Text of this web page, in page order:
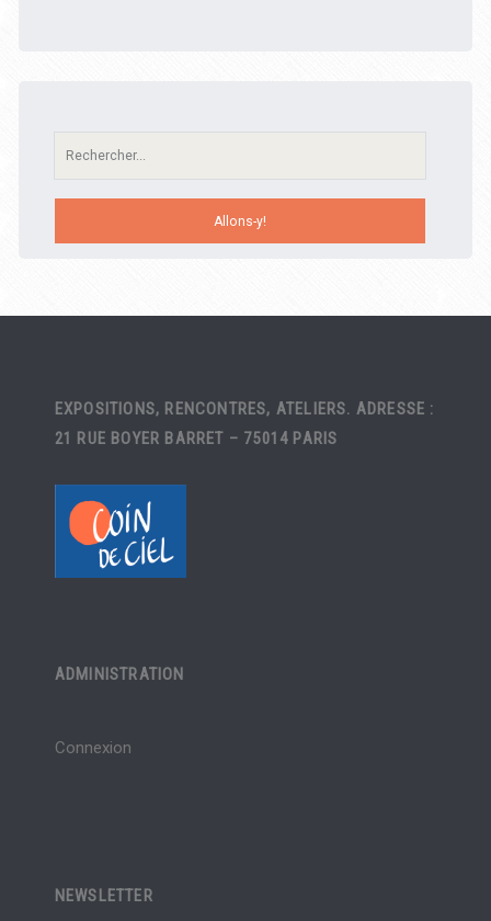
Recherche:
EXPOSITIONS, RENCONTRES, ATELIERS. ADRESSE :
21 RUE BOYER BARRET – 75014 PARIS
ADMINISTRATION
Connexion
NEWSLETTER